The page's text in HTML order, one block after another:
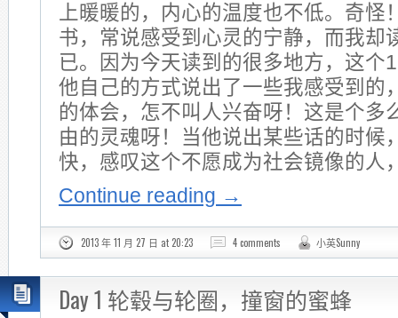
上暖暖的，内心的温度也不低。奇怪
书，常说感受到心灵的宁静，而我却
已。因为今天读到的很多地方，这个
他自己的方式说出了一些我感受到的
的体会，怎不叫人兴奋呀！这是个多
由的灵魂呀！当他说出某些话的时候
快，感叹这个不愿成为社会镜像的人
Continue reading →
2013 年 11 月 27 日 at 20:23 4 comments 小英Sunny
Day 1 轮毂与轮圈，撞窗的蜜蜂